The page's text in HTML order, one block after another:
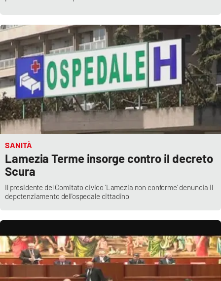
SANITÀ
Lamezia Terme insorge contro il decreto
Scura
Il presidente del Comitato civico 'Lamezia non conforme' denuncia il
depotenziamento dell'ospedale cittadino